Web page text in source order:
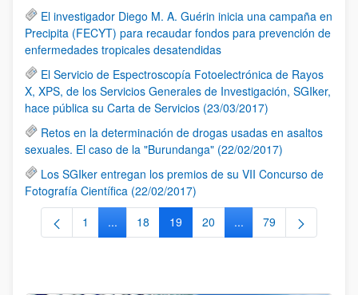
El investigador Diego M. A. Guérin inicia una campaña en
Precipita (FECYT) para recaudar fondos para prevención de
enfermedades tropicales desatendidas
El Servicio de Espectroscopía Fotoelectrónica de Rayos
X, XPS, de los Servicios Generales de Investigación, SGIker,
hace pública su Carta de Servicios (23/03/2017)
Retos en la determinación de drogas usadas en asaltos
sexuales. El caso de la "Burundanga" (22/02/2017)
Los SGIker entregan los premios de su VII Concurso de
Fotografía Científica (22/02/2017)
Página
1 ...Páginas intermedias Use TAB para desplazarse.
Página
18 Página
19 Página
20 ...Páginas intermedias
Página
79